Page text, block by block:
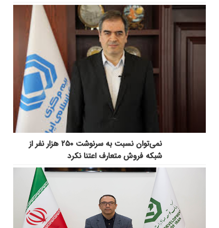
نمی‌توان نسبت به سرنوشت ۲۵۰ هزار نفر از
شبکه فروش متعارف اعتنا نکرد